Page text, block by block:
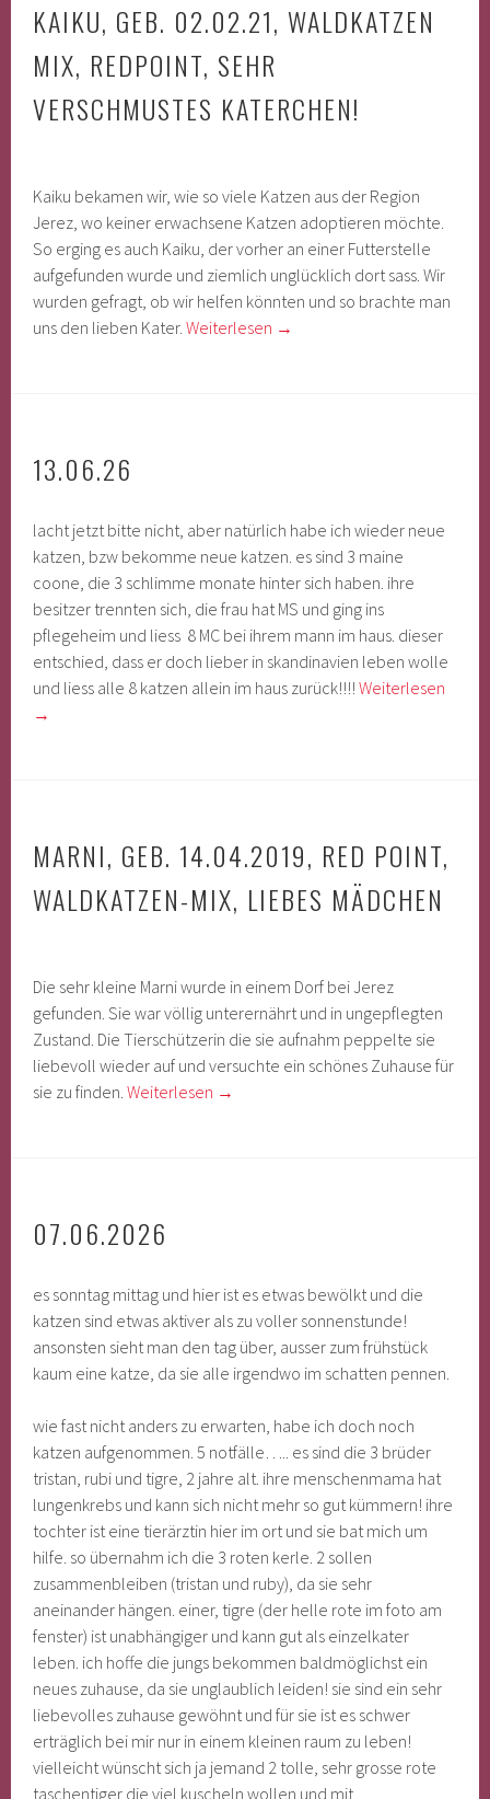
KAIKU, GEB. 02.02.21, WALDKATZEN
MIX, REDPOINT, SEHR
VERSCHMUSTES KATERCHEN!
Kaiku bekamen wir, wie so viele Katzen aus der Region
Jerez, wo keiner erwachsene Katzen adoptieren möchte.
So erging es auch Kaiku, der vorher an einer Futterstelle
aufgefunden wurde und ziemlich unglücklich dort sass. Wir
wurden gefragt, ob wir helfen könnten und so brachte man
uns den lieben Kater.Weiterlesen →
13.06.26
lacht jetzt bitte nicht, aber natürlich habe ich wieder neue
katzen, bzw bekomme neue katzen. es sind 3 maine
coone, die 3 schlimme monate hinter sich haben. ihre
besitzer trennten sich, die frau hat MS und ging ins
pflegeheim und liess 8 MC bei ihrem mann im haus. dieser
entschied, dass er doch lieber in skandinavien leben wolle
und liess alle 8 katzen allein im haus zurück!!!!Weiterlesen
→
MARNI, GEB. 14.04.2019, RED POINT,
WALDKATZEN-MIX, LIEBES MÄDCHEN
Die sehr kleine Marni wurde in einem Dorf bei Jerez
gefunden. Sie war völlig unterernährt und in ungepflegten
Zustand. Die Tierschützerin die sie aufnahm peppelte sie
liebevoll wieder auf und versuchte ein schönes Zuhause für
sie zu finden.Weiterlesen →
07.06.2026
es sonntag mittag und hier ist es etwas bewölkt und die
katzen sind etwas aktiver als zu voller sonnenstunde!
ansonsten sieht man den tag über, ausser zum frühstück
kaum eine katze, da sie alle irgendwo im schatten pennen.
wie fast nicht anders zu erwarten, habe ich doch noch
katzen aufgenommen. 5 notfälle….. es sind die 3 brüder
tristan, rubi und tigre, 2 jahre alt. ihre menschenmama hat
lungenkrebs und kann sich nicht mehr so gut kümmern! ihre
tochter ist eine tierärztin hier im ort und sie bat mich um
hilfe. so übernahm ich die 3 roten kerle. 2 sollen
zusammenbleiben (tristan und ruby), da sie sehr
aneinander hängen. einer, tigre (der helle rote im foto am
fenster) ist unabhängiger und kann gut als einzelkater
leben. ich hoffe die jungs bekommen baldmöglichst ein
neues zuhause, da sie unglaublich leiden! sie sind ein sehr
liebevolles zuhause gewöhnt und für sie ist es schwer
erträglich bei mir nur in einem kleinen raum zu leben!
vielleicht wünscht sich ja jemand 2 tolle, sehr grosse rote
taschentiger die viel kuscheln wollen und mit